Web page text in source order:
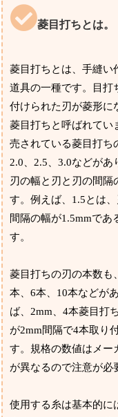
菱目打ちとは。
菱目打ちとは、手縫い
道具の一種です。目打
付けられた刃が菱形に
菱目打ちと呼ばれてい
売されている菱目打ち
2.0、2.5、3.0などがあ
刃の幅と刃と刃の間隔
す。例えば、1.5とは
間隔の幅が1.5mmであ
す。
菱目打ちの刃の本数も
本、6本、10本などが
ば、2mm、4本菱目打
が2mm間隔で4本取り
す。規格の数値はメー
が異なるので注意が必
使用する糸は基本的に